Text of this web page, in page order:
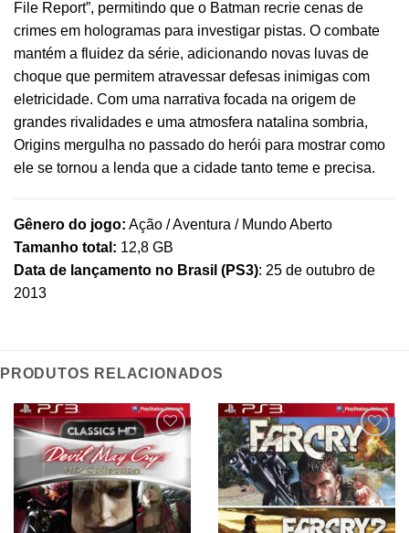
File Report”, permitindo que o Batman recrie cenas de
crimes em hologramas para investigar pistas. O combate
mantém a fluidez da série, adicionando novas luvas de
choque que permitem atravessar defesas inimigas com
eletricidade. Com uma narrativa focada na origem de
grandes rivalidades e uma atmosfera natalina sombria,
Origins mergulha no passado do herói para mostrar como
ele se tornou a lenda que a cidade tanto teme e precisa.
Gênero do jogo: Ação / Aventura / Mundo Aberto
Tamanho total: 12,8 GB
Data de lançamento no Brasil (PS3): 25 de outubro de
2013
PRODUTOS RELACIONADOS